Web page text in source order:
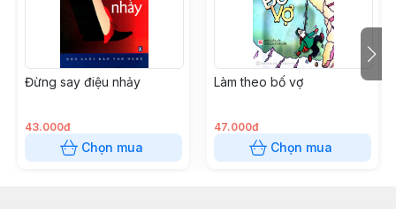
Đừng say điệu nhảy
43.000đ
Chọn mua
Làm theo bố vợ
47.000đ
Chọn mua